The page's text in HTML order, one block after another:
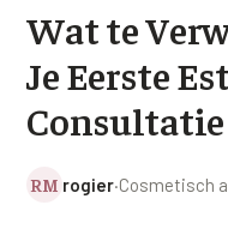
Fronsrimpel
Wenkbrauwen
Kraaienpootjes
Hangende oogleden
Botox / anti-rimpel
Belotero
Profielen
VEROUDERING
Hangende Huid Profiel
Prijzen
Wat te
Je Eerste
Consultatie
RM rogier·Cosmetisch